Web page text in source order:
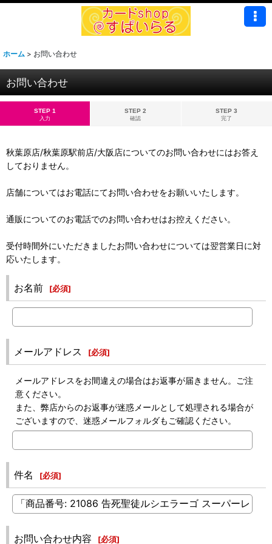
ホーム > お問い合わせ
お問い合わせ
STEP 1
入力
STEP 2
確認
STEP 3
完了
秋葉原店/秋葉原駅前店/大阪店についてのお問い合わせにはお答え
しておりません。
店舗についてはお電話にてお問い合わせをお願いいたします。
通販についてのお電話でのお問い合わせはお控えください。
受付時間外にいただきましたお問い合わせについては翌営業日に対
応いたします。
お名前 [必須]
メールアドレス [必須]
メールアドレスをお間違えの場合はお返事が届きません。ご注
意ください。
また、弊店からのお返事が迷惑メールとして処理される場合が
ございますので、迷惑メールフォルダもご確認ください。
件名 [必須]
お問い合わせ内容 [必須]